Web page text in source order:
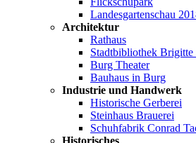
Landesgartenschau
Architektur
Rathaus
Stadtbibliothek Brigitte
Burg Theater
Bauhaus in Burg
Industrie und Handwerk
Historische Gerberei
Steinhaus Brauerei
Schuhfabrik Conrad
Historisches